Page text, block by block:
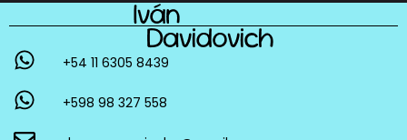
+54 11 6305 8439
+598 98 327 558